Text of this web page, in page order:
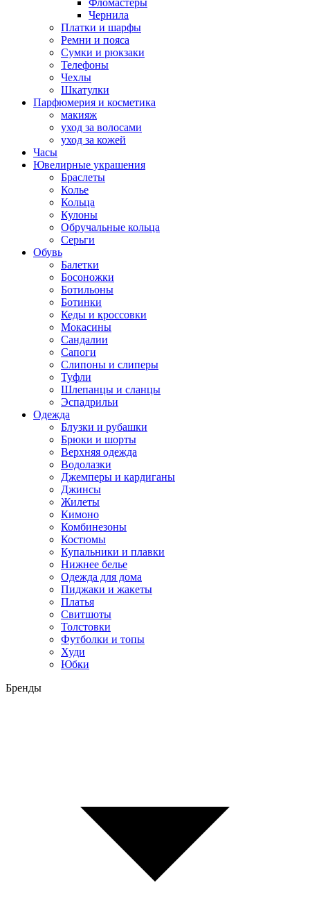
Чернила
Платки и шарфы
Ремни и пояса
Сумки и рюкзаки
Телефоны
Чехлы
Шкатулки
Парфюмерия и косметика
макияж
уход за волосами
уход за кожей
Часы
Ювелирные украшения
Браслеты
Колье
Кольца
Кулоны
Обручальные кольца
Серьги
Обувь
Балетки
Босоножки
Ботильоны
Ботинки
Кеды и кроссовки
Мокасины
Сандалии
Сапоги
Слипоны и слиперы
Туфли
Шлепанцы и сланцы
Эспадрильи
Одежда
Блузки и рубашки
Брюки и шорты
Верхняя одежда
Водолазки
Джемперы и кардиганы
Джинсы
Жилеты
Кимоно
Комбинезоны
Костюмы
Купальники и плавки
Нижнее белье
Одежда для дома
Пиджаки и жакеты
Платья
Свитшоты
Толстовки
Футболки и топы
Худи
Юбки
Бренды